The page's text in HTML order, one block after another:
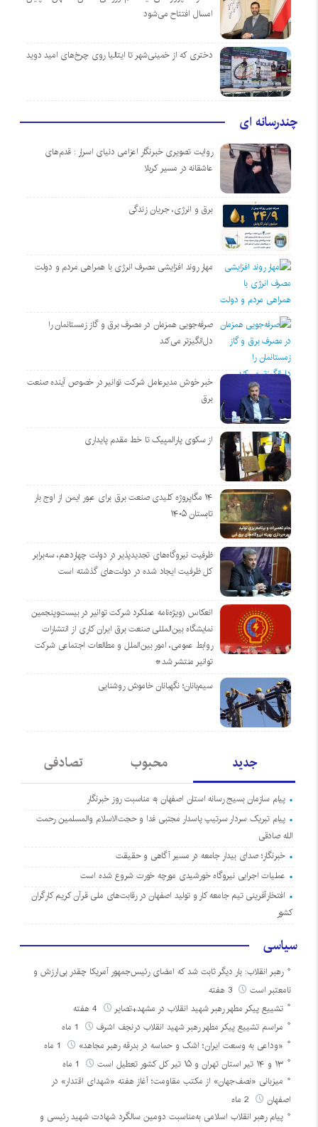
امسال افتتاح می‌شود
دختری که از خمینی‌شهر تا ایتالیا روی چرخ‌های امید دوید
چندرسانه ای
روایت تصویری خبرنگار اعزامی دنیای اسرار : قدم‌های
عاشقانه در مسیر کربلا
برق و انرژی، جریان زندگی
مهار روند افزایشی مصرف انرژی با همراهی مردم و دولت
صرفه‌جویی همزمان در مصرف برق و گاز زمستانمان را
دل‌انگیزتر می‌کند
خبر خوش مدیرعامل شرکت توانیر در خصوص آینده صنعت
برق
از سکوی پارالمپیک تا خط مقدم پایداری
۱۴ مگاپروژه‌ کلیدی صنعت برق برای عبور ایمن از اوج بار
تابستان ۱۴۰۵
ظرفیت نیروگاه‌های تجدیدپذیر در دولت چهاردهم، سه‌برابر
کل ظرفیت ایجاد شده در دولت‌های گذشته است
انعکاس (ویژه‌نامه عملکرد شرکت توانیر در بیست‌وپنجمین
نمایشگاه بین‌المللی صنعت برق ایران کاری از انتشارات
روابط عمومی، امور بین‌الملل و مطالعات اجتماعی شرکت
توانیر منتشر شد*
سیم‌بانان؛ نگهبانان خاموش روشنایی
جدید محبوب تصادفی
پیام سازمان بسیج رسانه استان اصفهان به مناسبت روز خبرنگار
پیام تبریک سردار سرتیپ پاسدار مجتبی فدا و حجت‌الاسلام والمسلمین رحمت
الله صادقی
خبرنگار؛ صدای بیدار جامعه در مسیر آگاهی و حقیقت
عملیات اجرایی نیروگاه خورشیدی مورچه خورت شروع شده است
افتخارآفرینی تیم جامعه کار و تولید اصفهان در رقابت‌های ملی قرآن کریم کارگران
کشور
سیاسی
رهبر انقلاب: بار دیگر ثابت شد که امضای رئیس‌جمهور آمریکا چقدر بی‌ارزش و
نامعتبر است
3 هفته
تشییع پیکر مطهر رهبر شهید انقلاب در مشهد+تصایر
مراسم تشییع پیکر مطهر رهبر شهید انقلاب درنجف اشرف
«وداعی به وسعت ایران؛ اشک و حماسه در بدرقه رهبر مجاهد»
۱۳ و ۱۴ تیر استان تهران و ۱۵ تیر کل کشور تعطیل است
میزبانی «نصف‌جهان» از مکتب مقاومت؛ آغاز هفته «شهدای اقتدار» در
اصفهان
پیام رهبر انقلاب اسلامی به‌مناسبت دومین سالگرد شهادت شهید رئیسی و